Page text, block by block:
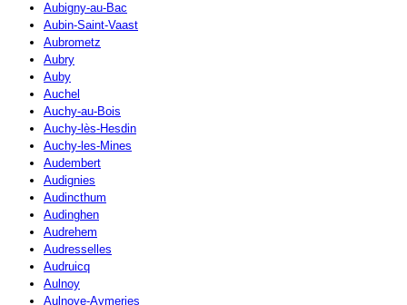
Aubigny-au-Bac
Aubin-Saint-Vaast
Aubrometz
Aubry
Auby
Auchel
Auchy-au-Bois
Auchy-lès-Hesdin
Auchy-les-Mines
Audembert
Audignies
Audincthum
Audinghen
Audrehem
Audresselles
Audruicq
Aulnoy
Aulnoye-Aymeries